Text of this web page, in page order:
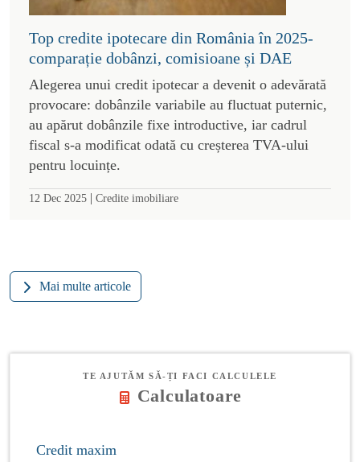
Top credite ipotecare din România în 2025-
comparație dobânzi, comisioane și DAE
Alegerea unui credit ipotecar a devenit o adevărată
provocare: dobânzile variabile au fluctuat puternic,
au apărut dobânzile fixe introductive, iar cadrul
fiscal s-a modificat odată cu creșterea TVA-ului
pentru locuințe.
12 Dec 2025 | Credite imobiliare
Mai multe articole
TE AJUTĂM SĂ-ȚI FACI CALCULELE
Calculatoare
Credit maxim